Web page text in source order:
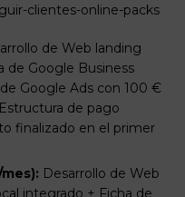
clientes-online-packs
de Web landing
de Google Business
Google Ads con 100 €
de pago
finalizado en el primer
Desarrollo de Web
integrado + Ficha de